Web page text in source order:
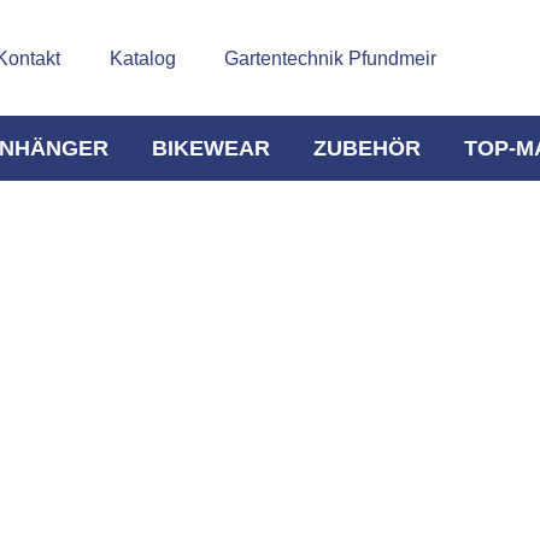
Katalog Gartentechnik Pfundmeir
BIKEWEAR ZUBEHÖR TOP-